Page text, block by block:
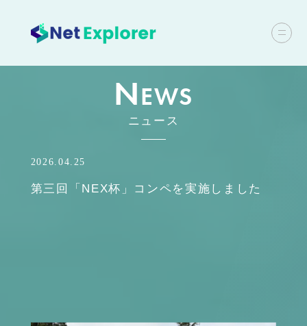
NEWS
ニュース
2026.04.25
第三回「NEX杯」コンペを実施しました